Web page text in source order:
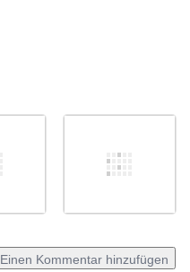
Einen Kommentar hinzufügen